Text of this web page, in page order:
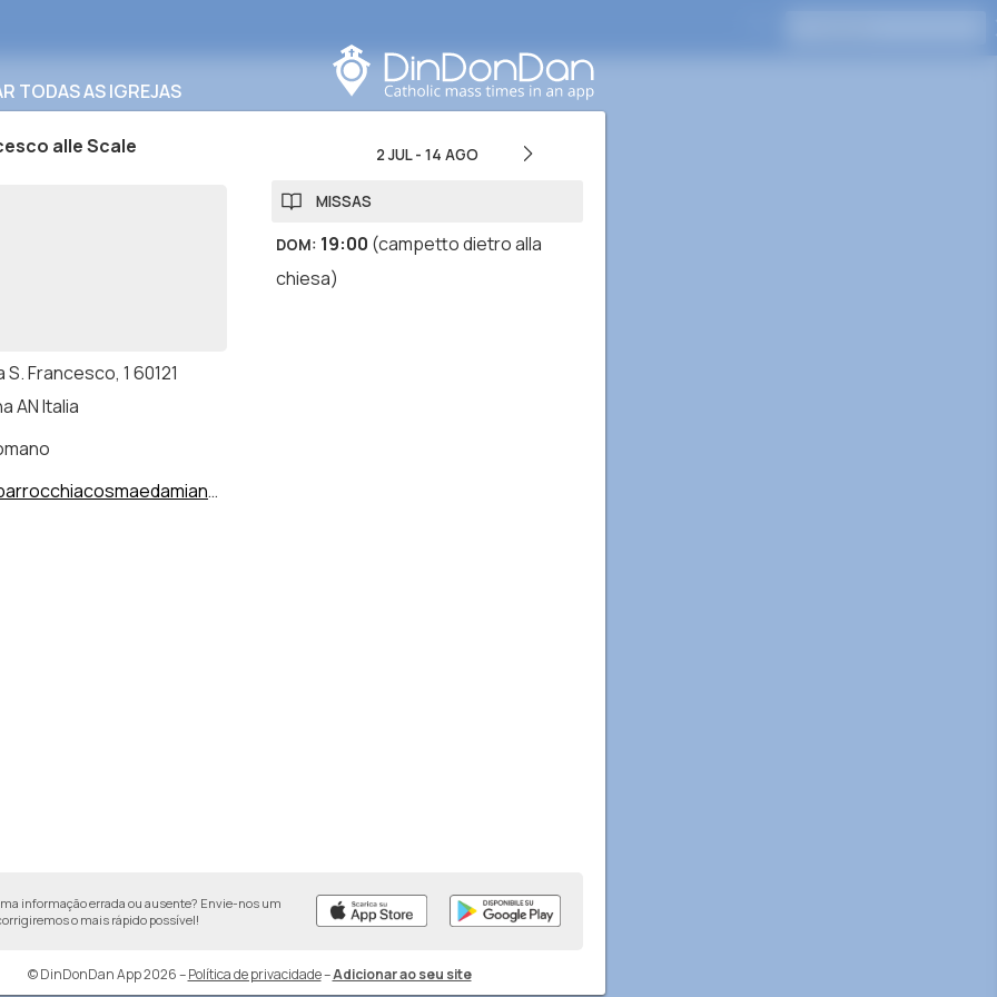
TODAS AS IGREJAS
alle Scale
S. Francesco, 1 60121
AN Italia
2 JUL- 14 AGO
MISSAS
DOM: 19:00 (campetto dietro alla
chiesa)
informação errada ou ausente? Envie-nos um
o mais rápido possível!
© DinDonDan App 2026– Política de privacidade–Adicionar ao seu site